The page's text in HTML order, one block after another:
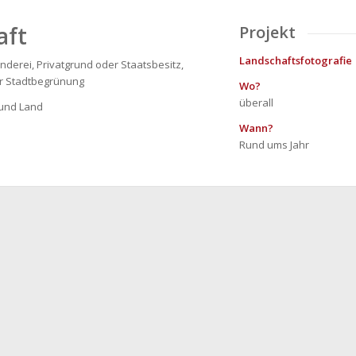
Privatgrund oder Staatsbesitz,
Stadtbegrünung
Land
Projekt
Landschaftsfotografie
Wo?
überall
Wann?
Rund ums Jahr